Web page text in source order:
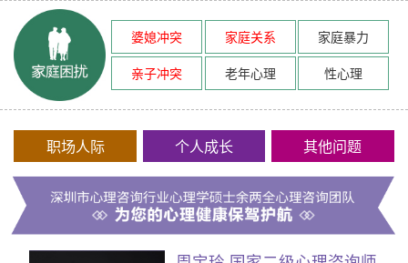
婆媳冲突 家庭关系
家庭暴力
亲子冲突
老年心理 性心理
职场人际 个人成长 其他问题